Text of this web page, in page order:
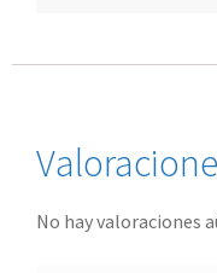
No hay valoraciones